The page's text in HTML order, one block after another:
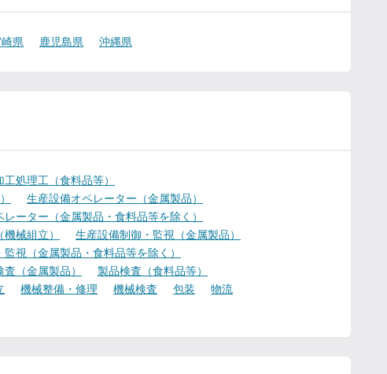
県 鹿児島県 沖縄県
処理工（食料品等）
生産設備オペレーター（金属製品）
ーター（金属製品・食料品等を除く）
械組立）
生産設備制御・監視（金属製品）
視（金属製品・食料品等を除く）
査（金属製品）
製品検査（食料品等）
機械整備・修理 機械検査 包装
物流